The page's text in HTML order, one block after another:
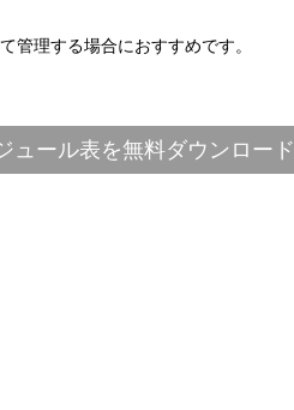
管理する場合におすすめです。
ュール表を無料ダウンロード